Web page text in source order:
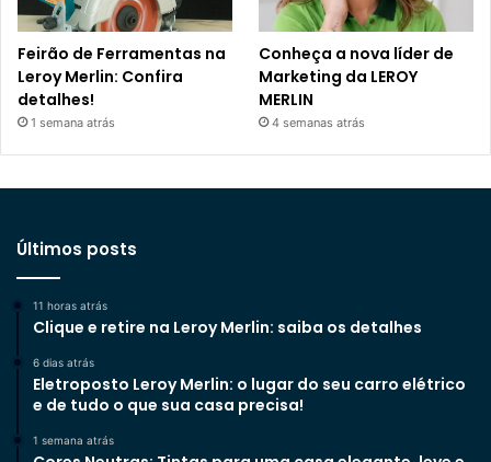
Feirão de Ferramentas na
Leroy Merlin: Confira
detalhes!
1 semana atrás
Conheça a nova líder de
Marketing da LEROY
MERLIN
4 semanas atrás
Últimos posts
11 horas atrás
Clique e retire na Leroy Merlin: saiba os detalhes
6 dias atrás
Eletroposto Leroy Merlin: o lugar do seu carro elétrico
e de tudo o que sua casa precisa!
1 semana atrás